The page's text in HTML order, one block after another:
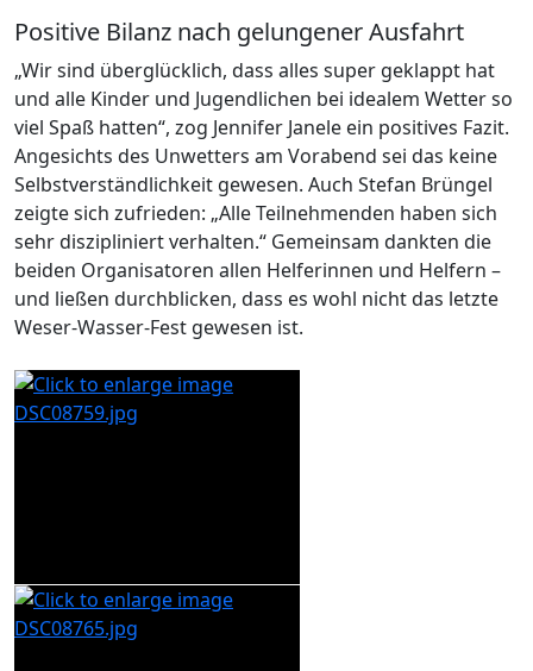
Positive Bilanz nach gelungener Ausfahrt
„Wir sind überglücklich, dass alles super geklappt hat
und alle Kinder und Jugendlichen bei idealem Wetter so
viel Spaß hatten“, zog Jennifer Janele ein positives Fazit.
Angesichts des Unwetters am Vorabend sei das keine
Selbstverständlichkeit gewesen. Auch Stefan Brüngel
zeigte sich zufrieden: „Alle Teilnehmenden haben sich
sehr diszipliniert verhalten.“ Gemeinsam dankten die
beiden Organisatoren allen Helferinnen und Helfern –
und ließen durchblicken, dass es wohl nicht das letzte
Weser-Wasser-Fest gewesen ist.